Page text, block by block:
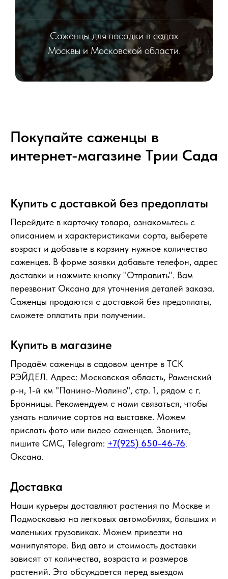
Саженцы для посадки в садах
Москвы и Московской области.
Покупайте саженцы в
интернет-магазине Tрии Сада
Купить с доставкой без предоплаты
Перейдите в карточку товара, ознакомьтесь с
описанием и характеристиками сорта, выберете
возраст и добавьте в корзину нужное количество
саженцев. В форме заявки добавьте телефон, адрес
доставки и нажмите кнопку "Отправить". Вам
перезвонит Оксана для уточнения деталей заказа.
Саженцы продаются с доставкой без предоплаты,
сможете оплатить при получении.
Купить в магазине
Продаём саженцы в садовом центре в ТСК
РЭЙДЕЛ. Адрес: Московская область, Раменский
р-н, 1-й км "Панино-Малино", стр. 1, рядом с г.
Бронницы. Рекомендуем с нами связаться, чтобы
узнать наличие сортов на выставке. Можем
прислать фото или видео саженцев. Звоните,
пишите СМС, Telegram: +7(925) 650-46-76,
Оксана.
Доставка
Наши курьеры доставляют растения по Москве и
Подмосковью на легковых автомобилях, больших и
маленьких грузовиках. Можем привезти на
манипуляторе. Вид авто и стоимость доставки
зависят от количества, возраста и размеров
растений. Это обсуждается перед выездом